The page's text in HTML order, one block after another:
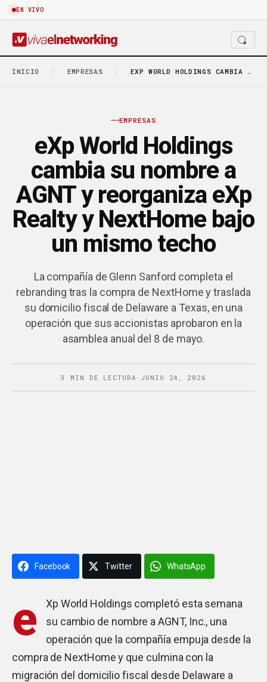
EN VIVO
INICIO / EMPRESAS / EXP WORLD HOLDINGS CAMBIA SU NOMBRE A AGNT…
EMPRESAS
eXp World Holdings
cambia su nombre a
AGNT y reorganiza eXp
Realty y NextHome bajo
un mismo techo
La compañía de Glenn Sanford completa el
rebranding tras la compra de NextHome y traslada
su domicilio fiscal de Delaware a Texas, en una
operación que sus accionistas aprobaron en la
asamblea anual del 8 de mayo.
3 MIN DE LECTURA · JUNIO 24, 2026
Facebook Twitter WhatsApp
e
Xp World Holdings completó esta semana
su cambio de nombre a AGNT, Inc., una
operación que la compañía empuja desde la
compra de NextHome y que culmina con la
migración del domicilio fiscal desde Delaware a